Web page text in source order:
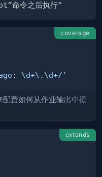
coverage
\d+\.\d+/'
置如何从作业输出中提
extends